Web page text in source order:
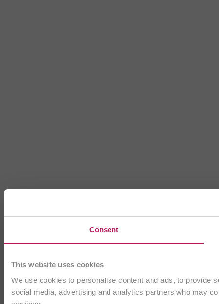
Consent
This website uses cookies
We use cookies to personalise content and ads, to provide
social media, advertising and analytics partners who may